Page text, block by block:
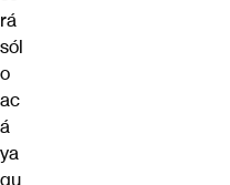
rá
sól
o
ac
á
ya
qu